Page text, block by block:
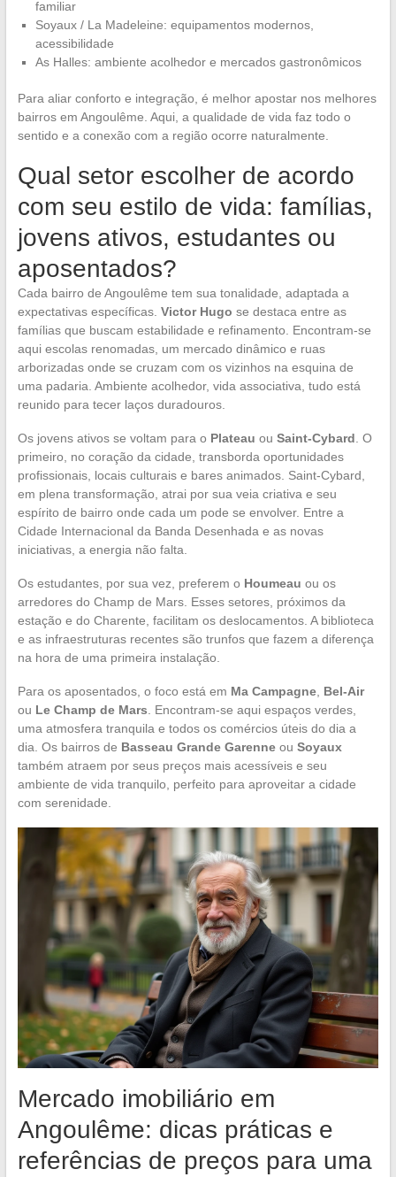
familiar
Soyaux / La Madeleine: equipamentos modernos,
acessibilidade
As Halles: ambiente acolhedor e mercados gastronômicos
Para aliar conforto e integração, é melhor apostar nos melhores
bairros em Angoulême. Aqui, a qualidade de vida faz todo o
sentido e a conexão com a região ocorre naturalmente.
Qual setor escolher de acordo
com seu estilo de vida: famílias,
jovens ativos, estudantes ou
aposentados?
Cada bairro de Angoulême tem sua tonalidade, adaptada a
expectativas específicas. Victor Hugo se destaca entre as
famílias que buscam estabilidade e refinamento. Encontram-se
aqui escolas renomadas, um mercado dinâmico e ruas
arborizadas onde se cruzam com os vizinhos na esquina de
uma padaria. Ambiente acolhedor, vida associativa, tudo está
reunido para tecer laços duradouros.
Os jovens ativos se voltam para o Plateau ou Saint-Cybard . O
primeiro, no coração da cidade, transborda oportunidades
profissionais, locais culturais e bares animados. Saint-Cybard,
em plena transformação, atrai por sua veia criativa e seu
espírito de bairro onde cada um pode se envolver. Entre a
Cidade Internacional da Banda Desenhada e as novas
iniciativas, a energia não falta.
Os estudantes, por sua vez, preferem o Houmeau ou os
arredores do Champ de Mars. Esses setores, próximos da
estação e do Charente, facilitam os deslocamentos. A biblioteca
e as infraestruturas recentes são trunfos que fazem a diferença
na hora de uma primeira instalação.
Para os aposentados, o foco está em Ma Campagne, Bel-Air
ou Le Champ de Mars . Encontram-se aqui espaços verdes,
uma atmosfera tranquila e todos os comércios úteis do dia a
dia. Os bairros de Basseau Grande Garenneou Soyaux
também atraem por seus preços mais acessíveis e seu
ambiente de vida tranquilo, perfeito para aproveitar a cidade
com serenidade.
Mercado imobiliário em
Angoulême: dicas práticas e
referências de preços para uma